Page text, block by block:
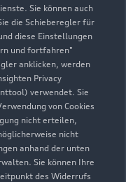
Sie können auch
die Schieberegler für
diese Einstellungen
und fortfahren"
anklicken, werden
Privacy
verwendet. Sie
von Cookies
nicht erteilen,
nicht
anhand der unten
Sie können Ihre
des Widerrufs